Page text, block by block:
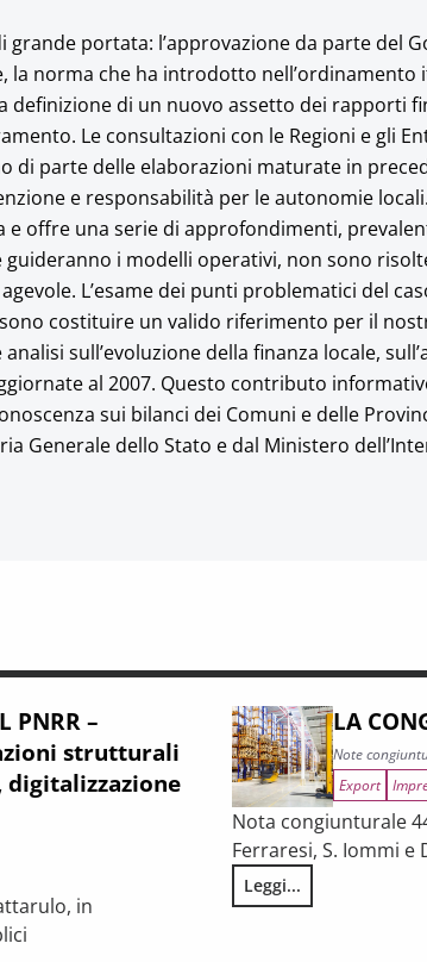
portata: l’approvazione da parte del
la norma che ha introdotto
definizione di un nuovo assetto dei rapporti
Le consultazioni con le Regioni e gli
di parte delle elaborazioni maturate in
e responsabilità per le autonomie
e offre una serie di approfondimenti,
i modelli operativi, non sono
L’esame dei punti problematici del
costituire un valido riferimento per il
sull’evoluzione della finanza locale,
al 2007. Questo contributo
sui bilanci dei Comuni e delle
Generale dello Stato e dal Ministero
PNRR –
strutturali
in
LA
Note
Export
Nota congiunturale
Ferraresi, S. Iommi e
Leggi...
LA CONGIUNTURA